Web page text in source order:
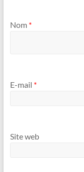
Nom *
E-mail *
Site web